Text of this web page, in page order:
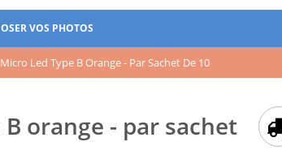
VOS PHOTOS
Micro Led Type B Orange - Par Sachet De 10
orange - par sachet